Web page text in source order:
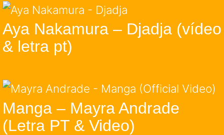
Aya Nakamura – Djadja (vídeo
& letra pt)
Manga – Mayra Andrade
(Letra PT & Video)